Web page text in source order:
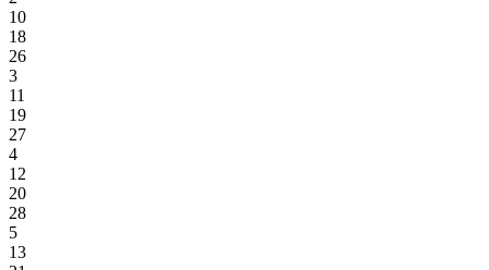
10
18
26
3
11
19
27
4
12
20
28
5
13